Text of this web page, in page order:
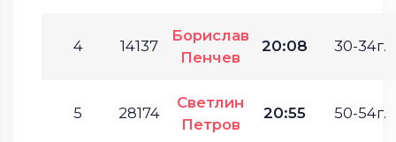
4 14137
Борислав
Пенчев
20:08 30-34г.
5 28174
Светлин
Петров
20:55 50-54г.